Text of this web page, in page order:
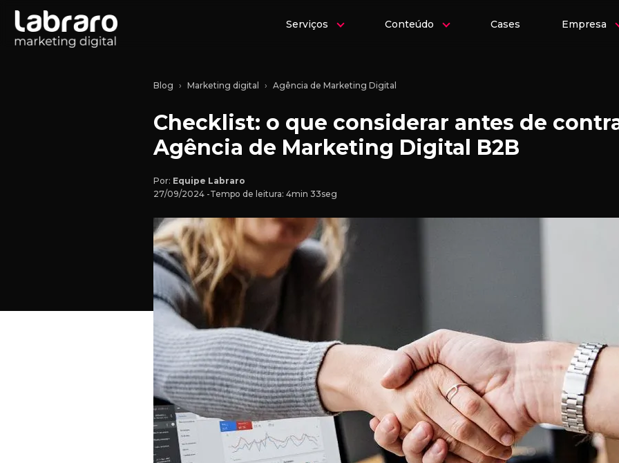
Serviços Conteúdo Cases Empresa
Blog Marketing digital Agência de Marketing Digital
Checklist: o que considerar antes de
Agência de Marketing Digital B2B
Por: Equipe Labraro
27/09/2024 -Tempo de leitura: 4min 33seg